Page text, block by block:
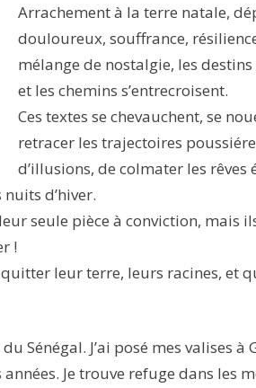
Arrachement à la terre natale,
douloureux, souffrance,
mélange de nostalgie, les destins
et les chemins s’entrecroisent.
Ces textes se chevauchent, se
retracer les trajectoires
d’illusions, de colmater les rêves
d’hiver.
seule pièce à conviction, mais
!
leur terre, leurs racines, et
Sénégal. J’ai posé mes valises à
Je trouve refuge dans les